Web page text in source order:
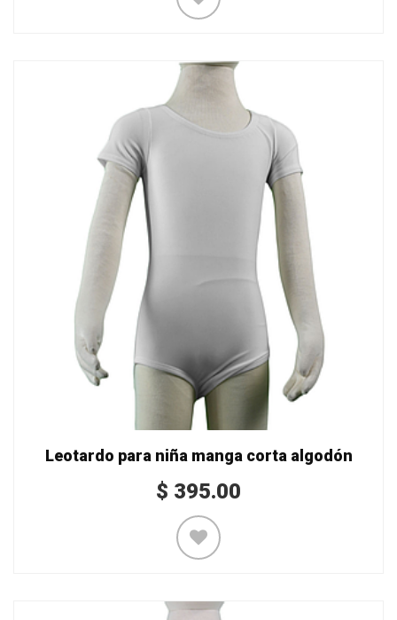
Leotardo para niña manga corta algodón
$ 395.00